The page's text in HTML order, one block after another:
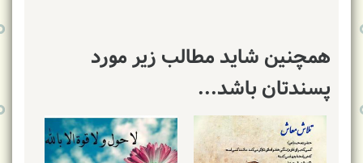
همچنین شاید مطالب زیر مورد
پسندتان باشد...